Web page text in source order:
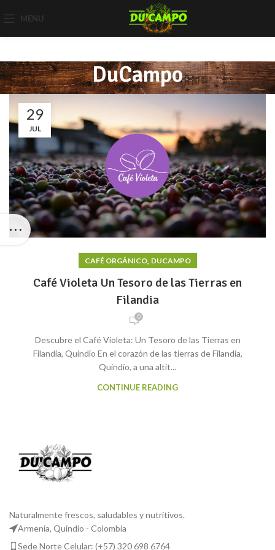
MENU
DuCampo
29
JUL
CAFÉ ORGÁNICO, DUCAMPO
Café Violeta Un Tesoro de las Tierras en
Filandia
0
Descubre el Café Violeta: Un Tesoro de las Tierras en
Filandia, Quindío En el corazón de las tierras de Filandia,
Quindío, a una altit...
CONTINUE READING
Naturalmente frescos, saludables y nutritivos.
Armenia, Quindío - Colombia
Sede Norte Celular: (+57) 320 698 6764